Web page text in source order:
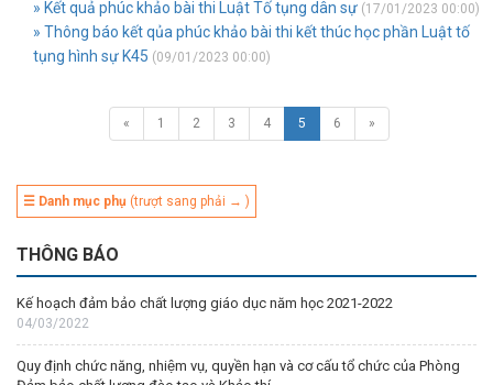
» Kết quả phúc khảo bài thi Luật Tố tụng dân sự (17/01/2023 00:00)
» Thông báo kết qủa phúc khảo bài thi kết thúc học phần Luật tố
tụng hình sự K45 (09/01/2023 00:00)
« 1 2 3 4 5 6 »
☰ Danh mục phụ (trượt sang phải → )
THÔNG BÁO
Kế hoạch đảm bảo chất lượng giáo dục năm học 2021-2022
04/03/2022
Quy định chức năng, nhiệm vụ, quyền hạn và cơ cấu tổ chức của Phòng